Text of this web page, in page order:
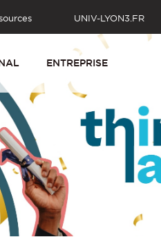
UNIV-LYON3.FR
ENTREPRISE